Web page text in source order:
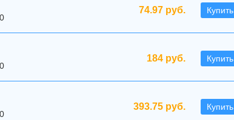
74.97 руб. Купить
184 руб. Купить
393.75 руб. Купить